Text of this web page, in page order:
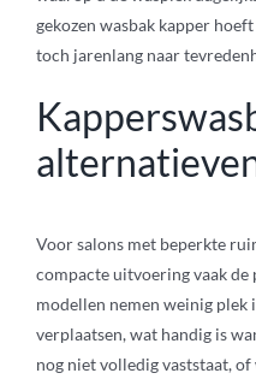
gekozen wasbak kapper
toch jarenlang naar
Voor salons met beperkte
compacte uitvoering vaak
modellen nemen weinig plek
verplaatsen, wat handig is
nog niet volledig vaststaat,